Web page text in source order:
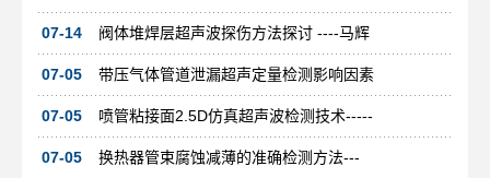
07-14 阀体堆焊层超声波探伤方法探讨 ----马辉
07-05 带压气体管道泄漏超声定量检测影响因素
07-05 喷管粘接面2.5D仿真超声波检测技术-----
07-05 换热器管束腐蚀减薄的准确检测方法---